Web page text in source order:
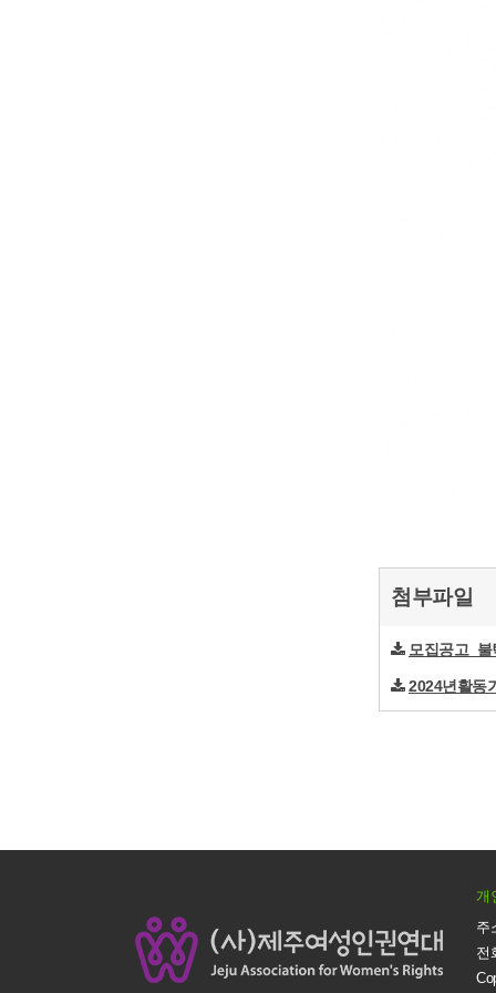
첨부파일
모집공고_
2024년활동
개
주
전